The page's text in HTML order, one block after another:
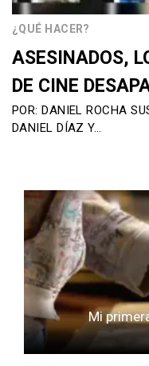
¿QUÉ HACER?
ASESINADOS,
DE CINE
POR: DANIEL ROCHA
DANIEL DÍAZ Y…
Mi